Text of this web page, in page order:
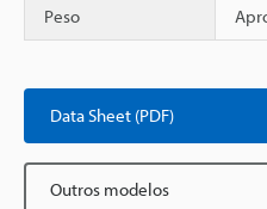
Peso
Data Sheet (PDF)
Outros modelos